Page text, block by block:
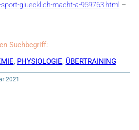
gluecklich-macht-a-959763.html –
Suchbegriff:
, PHYSIOLOGIE, ÜBERTRAINING
2021